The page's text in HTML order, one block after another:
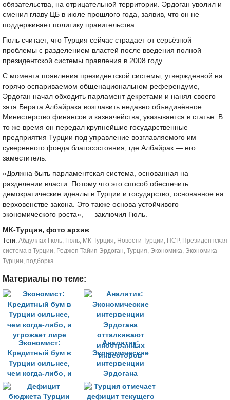
обязательства, на отрицательной территории. Эрдоган уволил и
сменил главу ЦБ в июле прошлого года, заявив, что он не
поддерживает политику правительства.
Гюль считает, что Турция сейчас страдает от серьёзной
проблемы с разделением властей после введения полной
президентской системы правления в 2008 году.
С момента появления президентской системы, утвержденной на
горячо оспариваемом общенациональном референдуме,
Эрдоган начал обходить парламент декретами и нанял своего
зятя Берата Албайрака возглавить недавно объединённое
Министерство финансов и казначейства, указывается в статье. В
то же время он передал крупнейшие государственные
предприятия Турции под управление возглавляемого им
суверенного фонда благосостояния, где Албайрак — его
заместитель.
«Должна быть парламентская система, основанная на
разделении власти. Потому что это способ обеспечить
демократические идеалы в Турции и государство, основанное на
верховенстве закона. Это также основа устойчивого
экономического роста», — заключил Гюль.
МК-Турция, фото архив
Tеги: Абдуллах Гюль, Гюль, МК-Турция, Новости Турции, ПСР, Президентская
система в Турции, Реджеп Тайип Эрдоган, Турция, Экономика, Экономика
Турции, подборка
Материалы по теме:
Экономист:
Кредитный бум в
Турции сильнее,
чем когда-либо, и
угрожает лире
Аналитик:
Экономические
интервенции
Эрдогана
отталкивают
иностранных